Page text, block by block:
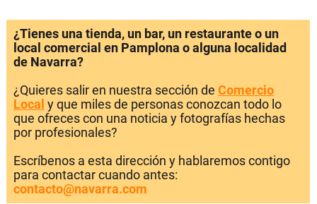
¿Tienes una tienda, un bar, un restaurante o un
local comercial en Pamplona o alguna localidad
de Navarra?
¿Quieres salir en nuestra sección de Comercio
Local y que miles de personas conozcan todo lo
que ofreces con una noticia y fotografías hechas
por profesionales?
Escríbenos a esta dirección y hablaremos contigo
para contactar cuando antes:
contacto@navarra.com